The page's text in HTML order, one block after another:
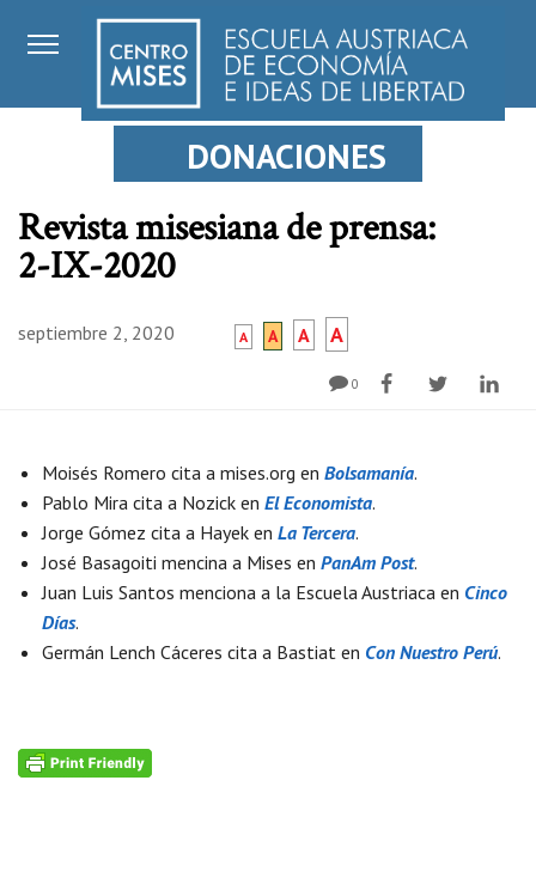
DONACIONES
Revista misesiana de prensa:
2-IX-2020
septiembre 2, 2020 A A A A
0
Moisés Romero cita a mises.org en Bolsamanía.
Pablo Mira cita a Nozick en El Economista.
Jorge Gómez cita a Hayek en La Tercera.
José Basagoiti mencina a Mises en PanAm Post.
Juan Luis Santos menciona a la Escuela Austriaca en Cinco
Días.
Germán Lench Cáceres cita a Bastiat en Con Nuestro Perú.